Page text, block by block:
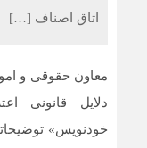
اتاق اصناف […]
معاون حقوقی و
دلایل قانونی
خودنویس»